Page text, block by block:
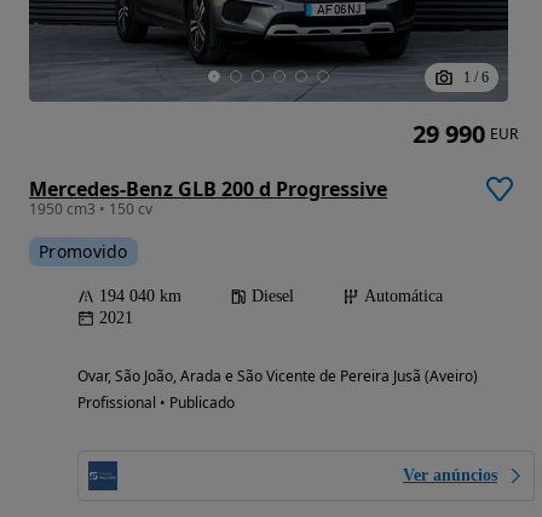
1 / 6
Mercedes-Benz GLB 200 d Progressive
1950 cm3 • 150 cv
Promovido
194 040 km Diesel
Automática
2021
Ovar, São João, Arada e São Vicente de Pereira Jusã (Aveiro)
Profissional • Publicado
Ver anúncios
29 990 EUR